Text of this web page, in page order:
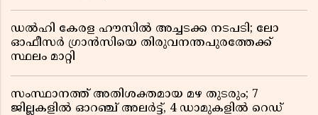
ഡൽഹി കേരള ഹൗസിൽ അച്ചടക്ക നടപടി; ലോ
ഓഫീസർ ഗ്രാൻസിയെ തിരുവനന്തപുരത്തേക്ക്
സ്ഥലം മാറ്റി
സംസ്ഥാനത്ത് അതിശക്തമായ മഴ തുടരും; 7
ജില്ലകളിൽ ഓറഞ്ച് അലർട്ട്, 4 ഡാമുകളിൽ റെഡ്